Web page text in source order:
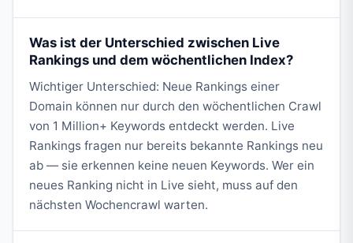
Was ist der Unterschied zwischen Live
Rankings und dem wöchentlichen Index?
Wichtiger Unterschied: Neue Rankings einer
Domain können nur durch den wöchentlichen Crawl
von 1 Million+ Keywords entdeckt werden. Live
Rankings fragen nur bereits bekannte Rankings neu
ab — sie erkennen keine neuen Keywords. Wer ein
neues Ranking nicht in Live sieht, muss auf den
nächsten Wochencrawl warten.